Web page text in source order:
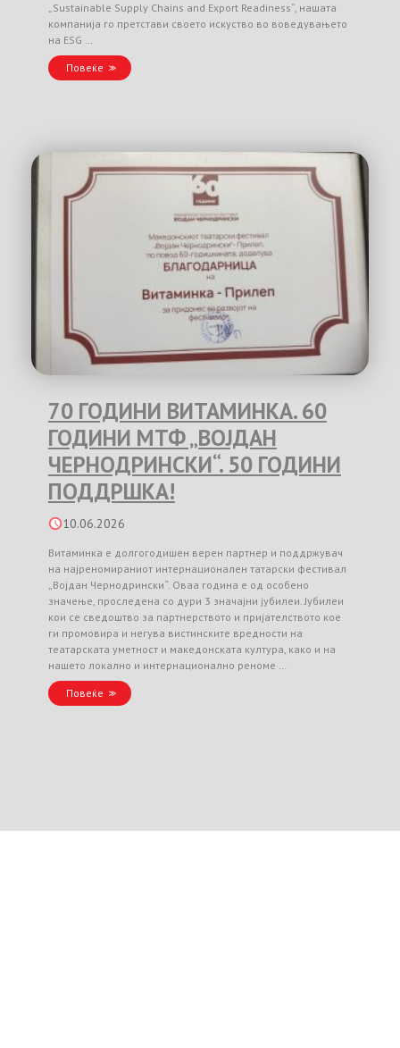
„Sustainable Supply Chains and Export Readiness“, нашата
компанија го претстави своето искуство во воведувањето
на ESG …
Повеќе
70 ГОДИНИ ВИТАМИНКА. 60
ГОДИНИ МТФ „ВОЈДАН
ЧЕРНОДРИНСКИ“. 50 ГОДИНИ
ПОДДРШКА!
10.06.2026
Витаминка е долгогодишен верен партнер и поддржувач
на најреномираниот интернационален татарски фестивал
„Војдан Чернодрински“. Оваа година е од особено
значење, проследена со дури 3 значајни јубилеи. Јубилеи
кои се сведоштво за партнерството и пријателството кое
ги промовира и негува вистинските вредности на
театарската уметност и македонската култура, како и на
нашето локално и интернационално реноме …
Повеќе